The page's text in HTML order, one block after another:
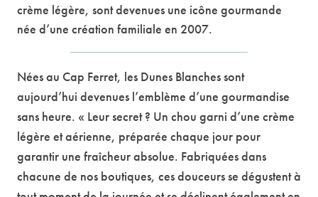
crème légère, sont devenues une icône gourmande
née d’une création familiale en 2007.
Nées au Cap Ferret, les Dunes Blanches sont
aujourd’hui devenues l’emblème d’une gourmandise
sans heure. « Leur secret ? Un chou garni d’une crème
légère et aérienne, préparée chaque jour pour
garantir une fraîcheur absolue. Fabriquées dans
chacune de nos boutiques, ces douceurs se dégustent à